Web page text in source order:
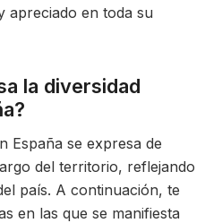
apreciado en toda su
la diversidad
España se expresa de
del territorio, reflejando
país. A continuación, te
en las que se manifiesta